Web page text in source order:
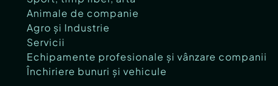
Animale de companie
Agro și Industrie
Servicii
Echipamente profesionale și vânzare companii
Închiriere bunuri și vehicule